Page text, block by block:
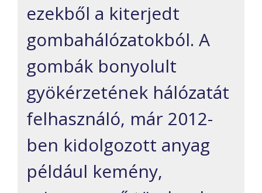
ezekből a kiterjedt
gombahálózatokból. A
gombák bonyolult
gyökérzetének hálózatát
felhasználó, már 2012-
ben kidolgozott anyag
például kemény,